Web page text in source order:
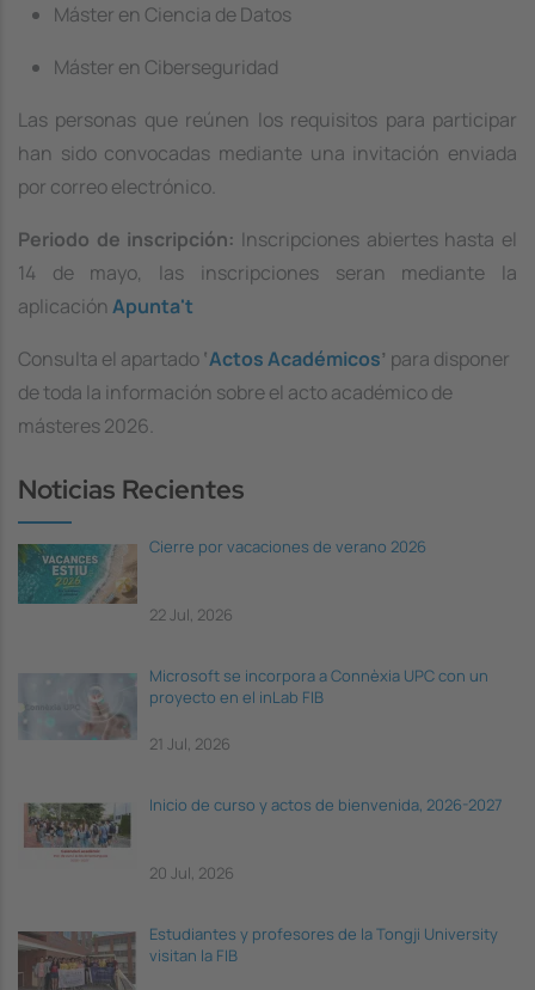
Máster en Ciencia de Datos
Máster en Ciberseguridad
Las personas que reúnen los requisitos para participar
han sido convocadas mediante una invitación enviada
por correo electrónico.
Periodo de inscripción: Inscripciones abiertes hasta el
14 de mayo, las inscripciones seran mediante la
aplicación Apunta't
Consulta el apartado‘Actos Académicos’ para disponer
de toda la información sobre el acto académico de
másteres 2026.
Noticias Recientes
Cierre por vacaciones de verano 2026
22 Jul, 2026
Microsoft se incorpora a Connèxia UPC con un
proyecto en el inLab FIB
21 Jul, 2026
Inicio de curso y actos de bienvenida, 2026-2027
20 Jul, 2026
Estudiantes y profesores de la Tongji University
visitan la FIB